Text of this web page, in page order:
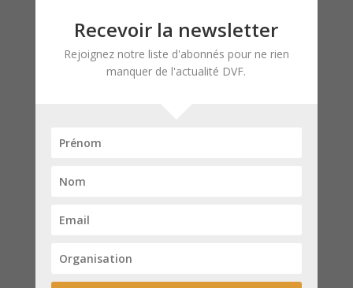
Recevoir la newsletter
Rejoignez notre liste d'abonnés pour ne rien
manquer de l'actualité DVF.